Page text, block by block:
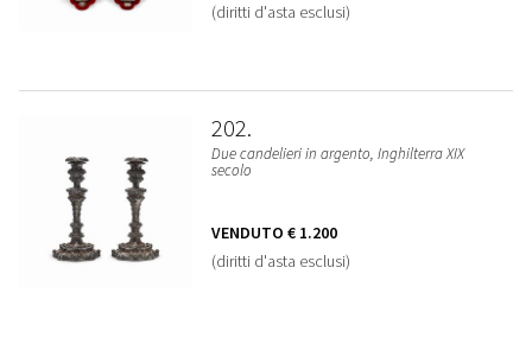
(diritti d'asta esclusi)
202
Due candelieri in argento, Inghilterra XIX
secolo
VENDUTO € 1.200
(diritti d'asta esclusi)